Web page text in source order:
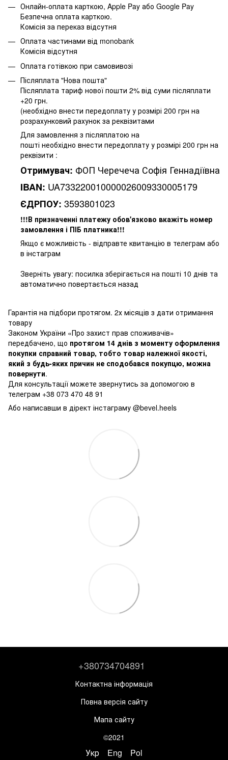
Онлайн-оплата карткою, Apple Pay або Google Pay
Безпечна оплата карткою.
Комісія за переказ відсутня
Оплата частинами від monobank
Комісія відсутня
Оплата готівкою при самовивозі
Післяплата "Нова пошта"
Післяплата тариф нової пошти 2% від суми післяплати
+20 грн.
(необхідно внести передоплату у розмірі 200 грн на
розрахунковий рахунок за реквізитами
Для замовлення з післяплатою на
пошті необхідно внести передоплату у розмірі 200 грн на
реквізити :
Отримувач: ФОП Черечеча Софія Геннадіївна
IBAN: UA733220010000026009330005179
ЄДРПОУ: 3593801023
!!!В призначенні платежу обов'язково вкажіть номер
замовлення і ПІБ платника!!!
Якщо є можливість - відправте квитанцію в телеграм або
в інстаграм
Зверніть увагу: посилка зберігається на пошті 10 днів та
автоматично повертається назад
Гарантія на підбори протягом. 2х місяців з дати отримання
товару
Законом України «Про захист прав споживачів»
передбачено, що протягом 14 днів з моменту оформлення
покупки справний товар, тобто товар належної якості,
який з будь-яких причин не сподобався покупцю, можна
повернути.
Для консультації можете звернутись за допомогою в
телеграм +38 073 470 48 91
Або написавши в дірект інстаграму @bevel.heels
+380734704891
Контактна інформація
Повна версія сайту
Мапа сайту
©2021
Укр Eng Pol